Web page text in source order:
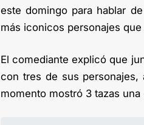
este domingo para hablar
más iconicos personajes
El comediante explicó que
con tres de sus personajes,
momento mostró 3 tazas